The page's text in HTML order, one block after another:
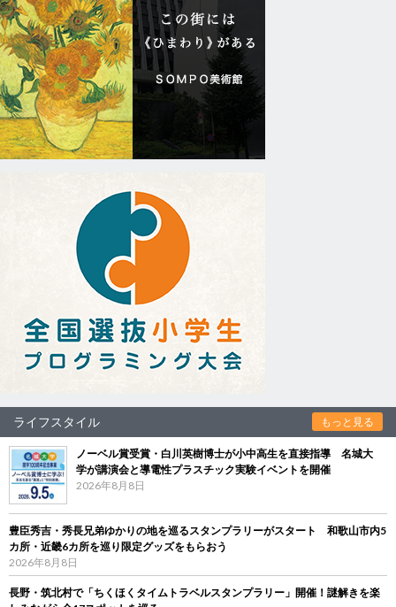
ライフスタイル もっと見る
ノーベル賞受賞・白川英樹博士が小中高生を直接指導 名城大
学が講演会と導電性プラスチック実験イベントを開催
2026年8月8日
豊臣秀吉・秀長兄弟ゆかりの地を巡るスタンプラリーがスタート 和歌山市内5
カ所・近畿6カ所を巡り限定グッズをもらおう
2026年8月8日
長野・筑北村で「ちくほくタイムトラベルスタンプラリー」開催！謎解きを楽